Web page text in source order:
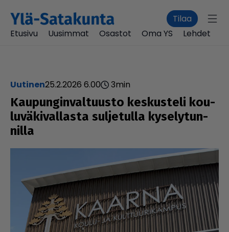
Tilaa
Etusivu
Uusimmat Osastot Oma YS Lehdet
uutinen25.2.2026 6.00 3min
Kau­pun­gin­val­tuusto kes­kus­teli kou­
lu­vä­ki­val­lasta sul­je­tulla kyse­ly­tun­
nilla